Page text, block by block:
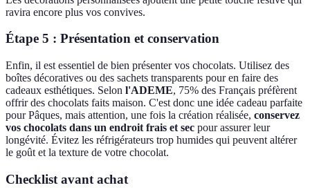
ravira encore plus vos convives.
Étape 5 : Présentation et conservation
Enfin, il est essentiel de bien présenter vos chocolats. Utilisez des
boîtes décoratives ou des sachets transparents pour en faire des
cadeaux esthétiques. Selon l'ADEME, 75% des Français préfèrent
offrir des chocolats faits maison. C'est donc une idée cadeau parfaite
pour Pâques, mais attention, une fois la création réalisée, conservez
vos chocolats dans un endroit frais et sec pour assurer leur
longévité. Évitez les réfrigérateurs trop humides qui peuvent altérer
le goût et la texture de votre chocolat.
Checklist avant achat